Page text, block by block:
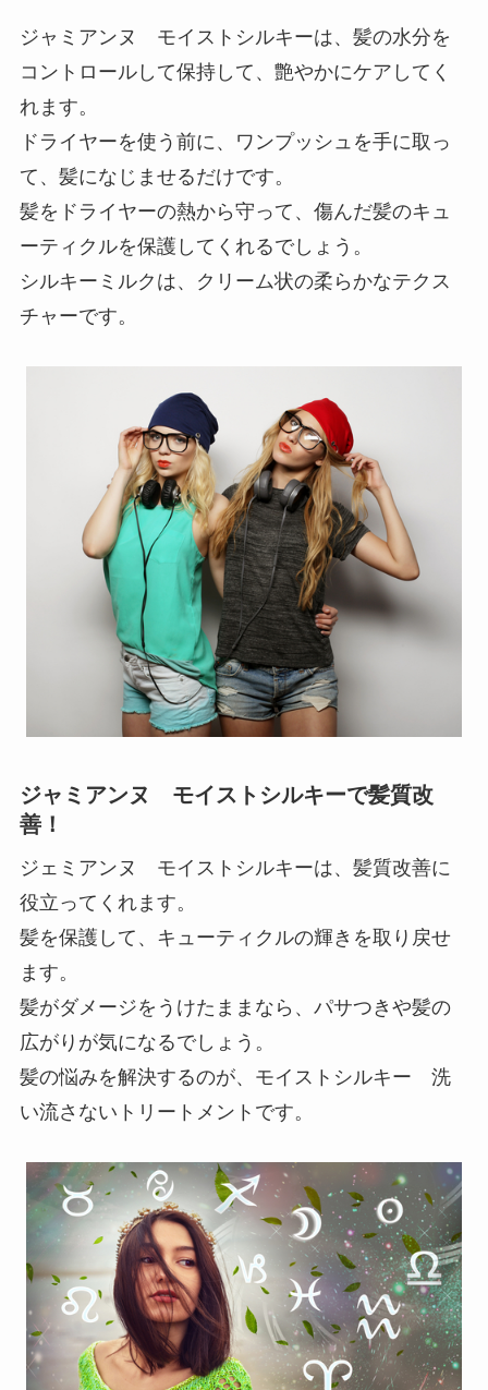
ジャミアンヌ モイストシルキーは、髪の水分を
コントロールして保持して、艶やかにケアしてく
れます。
ドライヤーを使う前に、ワンプッシュを手に取っ
て、髪になじませるだけです。
髪をドライヤーの熱から守って、傷んだ髪のキュ
ーティクルを保護してくれるでしょう。
シルキーミルクは、クリーム状の柔らかなテクス
チャーです。
ジャミアンヌ モイストシルキーで髪質改
善！
ジェミアンヌ モイストシルキーは、髪質改善に
役立ってくれます。
髪を保護して、キューティクルの輝きを取り戻せ
ます。
髪がダメージをうけたままなら、パサつきや髪の
広がりが気になるでしょう。
髪の悩みを解決するのが、モイストシルキー 洗
い流さないトリートメントです。